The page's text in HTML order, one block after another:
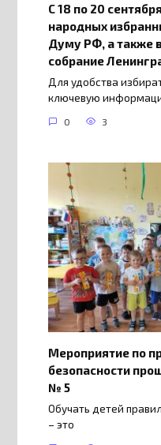
С 18 по 20
народных
Думу РФ, а также
собрание
Для удобства
ключевую
0 3
Мероприятие по
безопасности
№ 5
Обучать детей
– это